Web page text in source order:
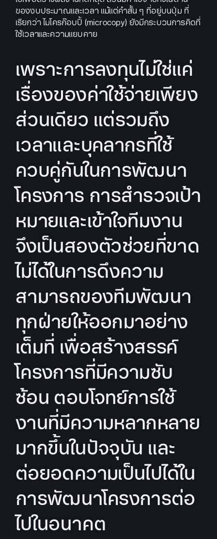
ของงบประมาณและเวลา แม้แต่คำสั้น ๆ ที่อยู่บนปุ่ม ที่
เรียกว่า ไมโครก๊อบปี้ (microcopy) ยังมีกระบวนการคิดที่
ใช้เวลาและความแยบคาย
เพราะการลงทุนไม่ใช่แค่
เรื่องของค่าใช้จ่ายเพียง
ส่วนเดียว แต่รวมถึง
เวลาและบุคลากรที่ใช้
ควบคู่กันในการพัฒนา
โครงการ การสำรวจเป้า
หมายและเข้าใจทีมงาน
จึงเป็นสองตัวช่วยที่ขาด
ไม่ได้ในการดึงความ
สามารถของทีมพัฒนา
ทุกฝ่ายให้ออกมาอย่าง
เต็มที่ เพื่อสร้างสรรค์
โครงการที่มีความซับ
ซ้อน ตอบโจทย์การใช้
งานที่มีความหลากหลาย
มากขึ้นในปัจจุบัน และ
ต่อยอดความเป็นไปได้ใน
การพัฒนาโครงการต่อ
ไปในอนาคต